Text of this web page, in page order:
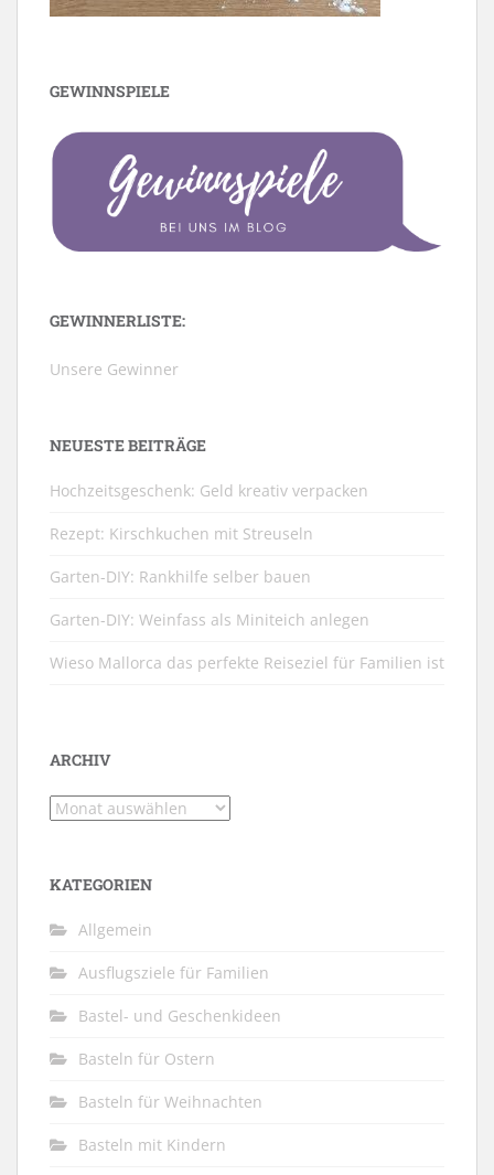
GEWINNSPIELE
GEWINNERLISTE:
Unsere Gewinner
NEUESTE BEITRÄGE
Hochzeitsgeschenk: Geld kreativ verpacken
Rezept: Kirschkuchen mit Streuseln
Garten-DIY: Rankhilfe selber bauen
Garten-DIY: Weinfass als Miniteich anlegen
Wieso Mallorca das perfekte Reiseziel für Familien ist
ARCHIV
Archiv
KATEGORIEN
Allgemein
Ausflugsziele für Familien
Bastel- und Geschenkideen
Basteln für Ostern
Basteln für Weihnachten
Basteln mit Kindern